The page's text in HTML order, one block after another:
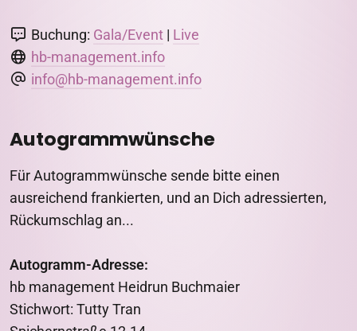
Buchung: Gala/Event| Live
hb-management.info
info@hb-management.info
Autogrammwünsche
Für Autogrammwünsche sende bitte einen
ausreichend frankierten, und an Dich adressierten,
Rückumschlag an...
Autogramm-Adresse:
hb management Heidrun Buchmaier
Stichwort: Tutty Tran